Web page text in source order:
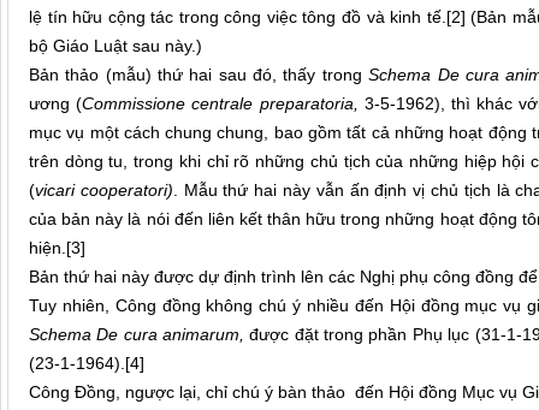
lệ tín hữu cộng tác trong công việc tông đồ và kinh tế. [2] (Bản
bộ Giáo Luật sau này.)
Bản thảo (mẫu) thứ hai sau đó, thấy trongSchema De cura
ương (Commissione centrale preparatoria, 3-5-1962), thì khác
mục vụ một cách chung chung, bao gồm tất cả những hoạt
trên dòng tu, trong khi chỉ rõ những chủ tịch của những hiệp hội
(vicari cooperatori) . Mẫu thứ hai này vẫn ấn định vị chủ tịch là
của bản này là nói đến liên kết thân hữu trong những hoạt động
hiện. [3]
Bản thứ hai này được dự định trình lên các Nghị phụ công đồng
Tuy nhiên, Công đồng không chú ý nhiều đến Hội đồng mục vụ
Schema De cura animarum, được đặt trong phần Phụ lục (31-1-
(23-1-1964). [4]
Công Đồng, ngược lại, chỉ chú ý bàn thảo đến Hội đồng Mục vụ